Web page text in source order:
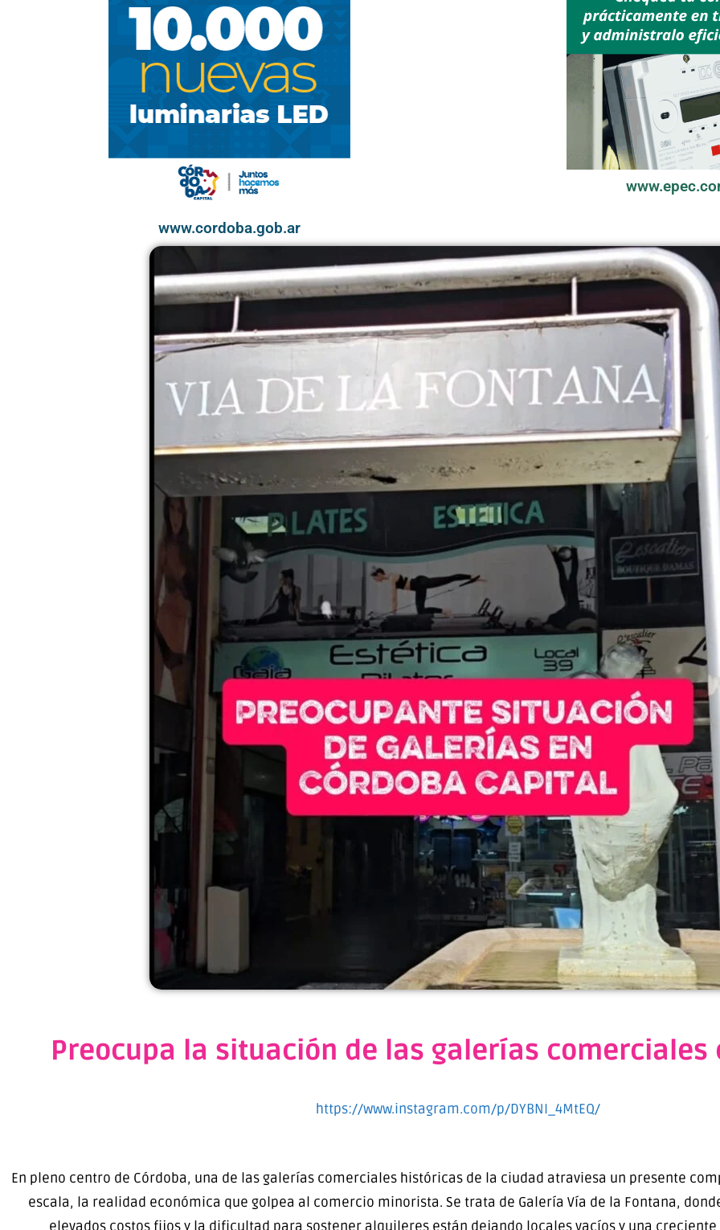
www.cordoba.gob.ar
Preocupa la situación de las galerías comerciales
https://www.instagram.com/p/DYBNI_4MtEQ/
En pleno centro de Córdoba, una de las galerías comerciales históricas de la ciudad atraviesa un presente
escala, la realidad económica que golpea al comercio minorista. Se trata de Galería Vía de la Fontana,
elevados costos fijos y la dificultad para sostener alquileres están dejando locales vacíos y una